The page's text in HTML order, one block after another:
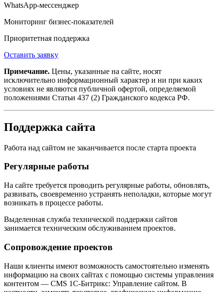
WhatsApp-мессенджер
Мониторинг бизнес-показателей
Приоритетная поддержка
Оставить заявку
Примечание. Цены, указанные на сайте, носят
исключительно информационный характер и ни при каких
условиях не являются публичной офертой, определяемой
положениями Статьи 437 (2) Гражданского кодекса РФ.
Поддержка сайта
Работа над сайтом не заканчивается после старта проекта
Регулярные работы
На сайте требуется проводить регулярные работы, обновлять,
развивать, своевременно устранять неполадки, которые могут
возникать в процессе работы.
Выделенная служба технической поддержки сайтов
занимается техническим обслуживанием проектов.
Сопровождение проектов
Наши клиенты имеют возможность самостоятельно изменять
информацию на своих сайтах с помощью системы управления
контентом — CMS 1С-Битрикс: Управление сайтом. В